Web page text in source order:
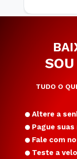
TUDO O
Altere a
Pague
Fale com
Teste a